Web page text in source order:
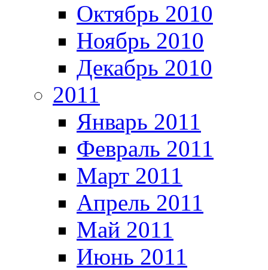
Октябрь 2010
Ноябрь 2010
Декабрь 2010
2011
Январь 2011
Февраль 2011
Март 2011
Апрель 2011
Май 2011
Июнь 2011